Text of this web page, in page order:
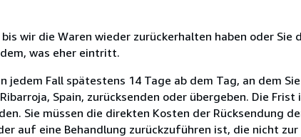
wir die Waren wieder zurückerhalten haben oder Sie
was eher eintritt.
jedem Fall spätestens 14 Tage ab dem Tag, an dem
Ribarroja, Spain, zurücksenden oder übergeben. Die
Sie müssen die direkten Kosten der Rücksendung
auf eine Behandlung zurückzuführen ist, die nicht